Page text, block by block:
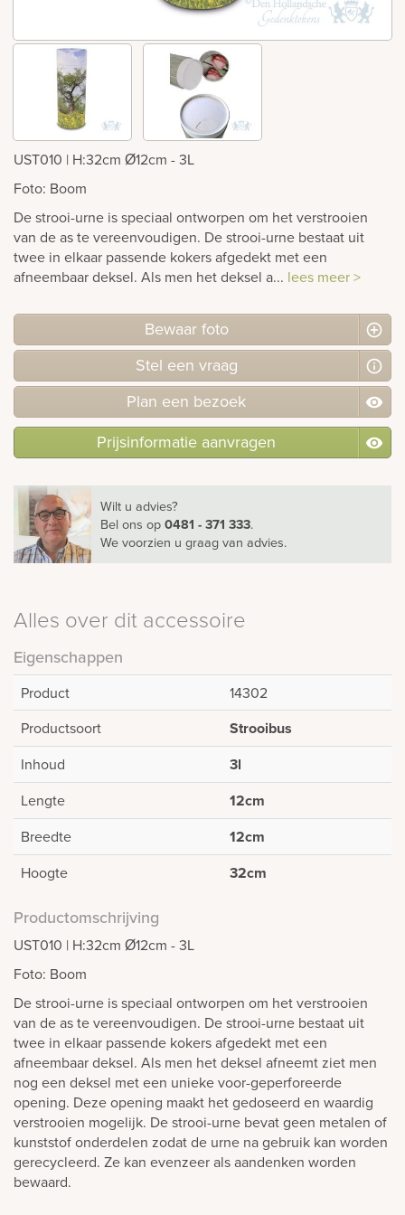
UST010 | H:32cm Ø12cm - 3L
Foto: Boom
De strooi-urne is speciaal ontworpen om het verstrooien
van de as te vereenvoudigen. De strooi-urne bestaat uit
twee in elkaar passende kokers afgedekt met een
afneembaar deksel. Als men het deksel a... lees meer >
Bewaar foto
Stel een vraag
Plan een bezoek
Prijsinformatie aanvragen
Wilt u advies?
Bel ons op0481 - 371 333.
We voorzien u graag van advies.
Alles over dit accessoire
Eigenschappen
Product
14302
Productsoort
Strooibus
Inhoud 3l
Lengte 12cm
Breedte 12cm
Hoogte 32cm
Productomschrijving
UST010 | H:32cm Ø12cm - 3L
Foto: Boom
De strooi-urne is speciaal ontworpen om het verstrooien
van de as te vereenvoudigen. De strooi-urne bestaat uit
twee in elkaar passende kokers afgedekt met een
afneembaar deksel. Als men het deksel afneemt ziet men
nog een deksel met een unieke voor-geperforeerde
opening. Deze opening maakt het gedoseerd en waardig
verstrooien mogelijk. De strooi-urne bevat geen metalen of
kunststof onderdelen zodat de urne na gebruik kan worden
gerecycleerd. Ze kan evenzeer als aandenken worden
bewaard.